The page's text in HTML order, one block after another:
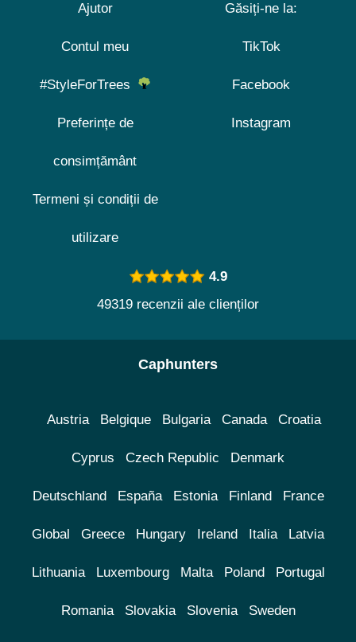
Ajutor
Contul meu
#StyleForTrees
Preferințe de
consimțământ
Termeni și condiții de
utilizare
Găsiți-ne la:
TikTok
Facebook
Instagram
4.9
49319 recenzii ale clienților
Caphunters
Austria Belgique Bulgaria Canada Croatia
Cyprus Czech Republic Denmark
Deutschland España Estonia Finland France
Global Greece Hungary Ireland Italia Latvia
Lithuania Luxembourg Malta Poland Portugal
Romania Slovakia Slovenia Sweden